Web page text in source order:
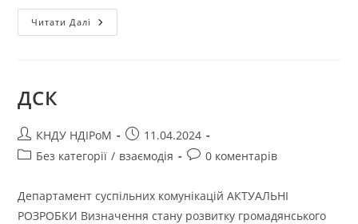
Читати Далі
ДСК
КНДУ НДІРоМ
11.04.2024
Без категорії / взаємодія 0 коментарів
Департамент суспільних комунікацій АКТУАЛЬНІ
РОЗРОБКИ Визначення стану розвитку громадянського